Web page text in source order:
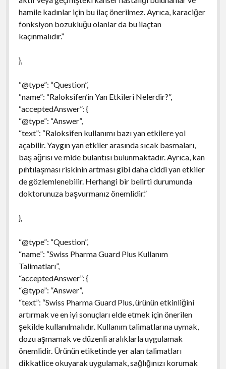
hamile kadınlar için bu ilaç önerilmez. Ayrıca, karaciğer
fonksiyon bozukluğu olanlar da bu ilaçtan
kaçınmalıdır.”
},
“@type”: “Question”,
“name”: “Raloksifen’in Yan Etkileri Nelerdir?”,
“acceptedAnswer”: {
“@type”: “Answer”,
“text”: “Raloksifen kullanımı bazı yan etkilere yol
açabilir. Yaygın yan etkiler arasında sıcak basmaları,
baş ağrısı ve mide bulantısı bulunmaktadır. Ayrıca, kan
pıhtılaşması riskinin artması gibi daha ciddi yan etkiler
de gözlemlenebilir. Herhangi bir belirti durumunda
doktorunuza başvurmanız önemlidir.”
},
“@type”: “Question”,
“name”: “Swiss Pharma Guard Plus Kullanım
Talimatları”,
“acceptedAnswer”: {
“@type”: “Answer”,
“text”: “Swiss Pharma Guard Plus, ürünün etkinliğini
artırmak ve en iyi sonuçları elde etmek için önerilen
şekilde kullanılmalıdır. Kullanım talimatlarına uymak,
dozu aşmamak ve düzenli aralıklarla uygulamak
önemlidir. Ürünün etiketinde yer alan talimatları
dikkatlice okuyarak uygulamak, sağlığınızı korumak